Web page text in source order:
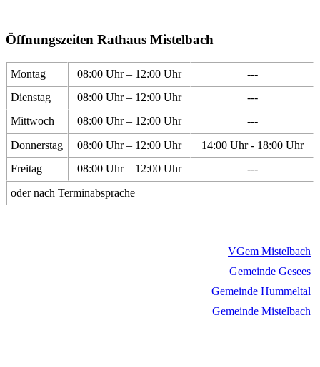
Öffnungszeiten Rathaus Mistelbach
Montag 08:00 Uhr – 12:00 Uhr
---
Dienstag
08:00 Uhr – 12:00 Uhr
---
Mittwoch
08:00 Uhr – 12:00 Uhr
---
Donnerstag
08:00 Uhr – 12:00 Uhr
14:00 Uhr - 18:00 Uhr
Freitag
08:00 Uhr – 12:00 Uhr
---
oder nach Terminabsprache
VGem Mistelbach
Gemeinde Gesees
Gemeinde Hummeltal
Gemeinde Mistelbach